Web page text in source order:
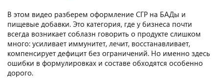
В этом видео разберем оформление СГР на БАДы и
пищевые добавки. Это категория, где у бизнеса почти
всегда возникает соблазн говорить о продукте слишком
много: усиливает иммунитет, лечит, восстанавливает,
компенсирует дефицит без ограничений. Но именно здесь
ошибки в формулировках и составе обходятся особенно
дорого.